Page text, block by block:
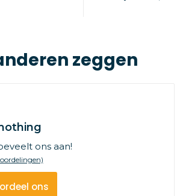
zeggen
ons aan!
ons